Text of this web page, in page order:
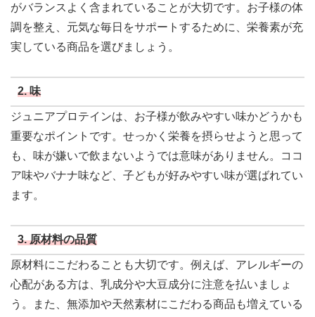
がバランスよく含まれていることが大切です。お子様の体
調を整え、元気な毎日をサポートするために、栄養素が充
実している商品を選びましょう。
2.味
ジュニアプロテインは、お子様が飲みやすい味かどうかも
重要なポイントです。せっかく栄養を摂らせようと思って
も、味が嫌いで飲まないようでは意味がありません。ココ
ア味やバナナ味など、子どもが好みやすい味が選ばれてい
ます。
3.原材料の品質
原材料にこだわることも大切です。例えば、アレルギーの
心配がある方は、乳成分や大豆成分に注意を払いましょ
う。また、無添加や天然素材にこだわる商品も増えている